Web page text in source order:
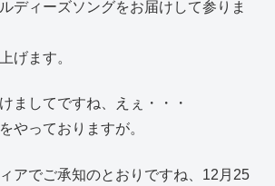
ディーズソングをお届けして参りま
げます。
ましてですね、えぇ・・・
やっておりますが。
アでご承知のとおりですね、12月25